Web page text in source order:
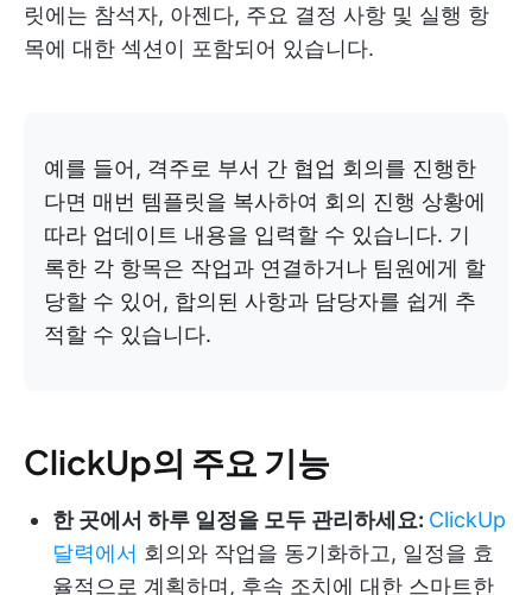
릿에는 참석자, 아젠다, 주요 결정 사항 및 실행 항
목에 대한 섹션이 포함되어 있습니다.
예를 들어, 격주로 부서 간 협업 회의를 진행한
다면 매번 템플릿을 복사하여 회의 진행 상황에
따라 업데이트 내용을 입력할 수 있습니다. 기
록한 각 항목은 작업과 연결하거나 팀원에게 할
당할 수 있어, 합의된 사항과 담당자를 쉽게 추
적할 수 있습니다.
ClickUp의 주요 기능
한 곳에서 하루 일정을 모두 관리하세요: ClickUp
달력에서 회의와 작업을 동기화하고, 일정을 효
율적으로 계획하며, 후속 조치에 대한 스마트한